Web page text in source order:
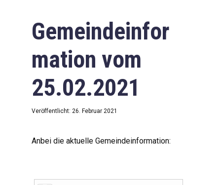
Downloads
Impressum
Datenschutzerklärung
Gemeindeinfor
mation vom
25.02.2021
Veröffentlicht: 26. Februar 2021
Anbei die aktuelle Gemeindeinformation: